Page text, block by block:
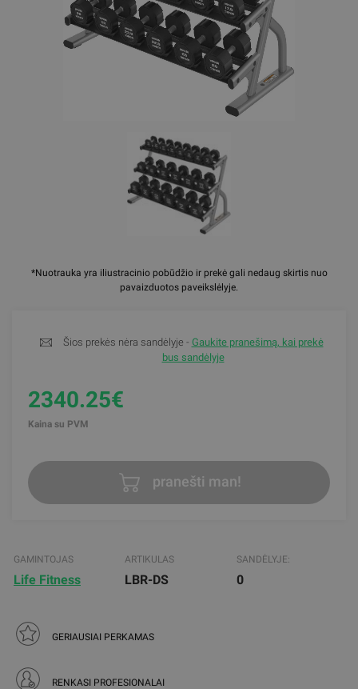
*Nuotrauka yra iliustracinio pobūdžio ir prekė gali nedaug skirtis nuo
pavaizduotos paveikslėlyje.
Šios prekės nėra sandėlyje - Gaukite pranešimą, kai prekė
bus sandėlyje
2340.25€
Kaina su PVM
pranešti man!
GAMINTOJAS
Life Fitness
ARTIKULAS
LBR-DS
SANDĖLYJE:
0
GERIAUSIAI PERKAMAS
RENKASI PROFESIONALAI